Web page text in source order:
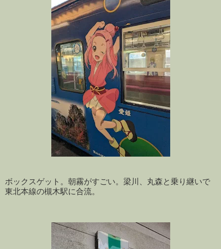
ボックスゲット。朝霧がすごい。梁川、丸森と乗り継いで
東北本線の槻木駅に合流。